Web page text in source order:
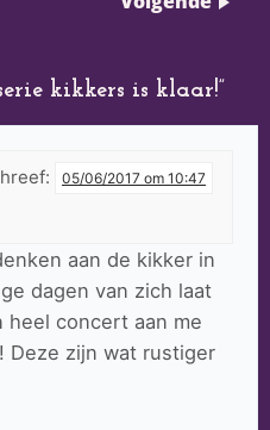
kikkers is klaar!”
05/06/2017 om 10:47
aan de kikker in
dagen van zich laat
heel concert aan me
Deze zijn wat rustiger